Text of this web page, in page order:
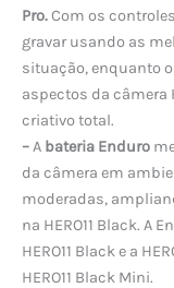
Pro.Com os
gravar usando as
situação, enquanto
aspectos da câmera
criativo total.
–A bateria Enduro
da câmera em
moderadas,
na HERO11 Black. A
HERO11 Black e a
HERO11 Black Mini.